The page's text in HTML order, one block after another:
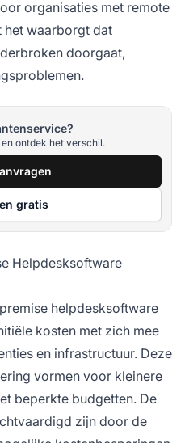
organisaties met remote
het waarborgt dat
doorgaat,
ontdek het verschil.
gratis
Helpdesksoftware
helpdesksoftware
kosten met zich mee
en infrastructuur. Deze
vormen voor kleinere
beperkte budgetten. De
zijn door de